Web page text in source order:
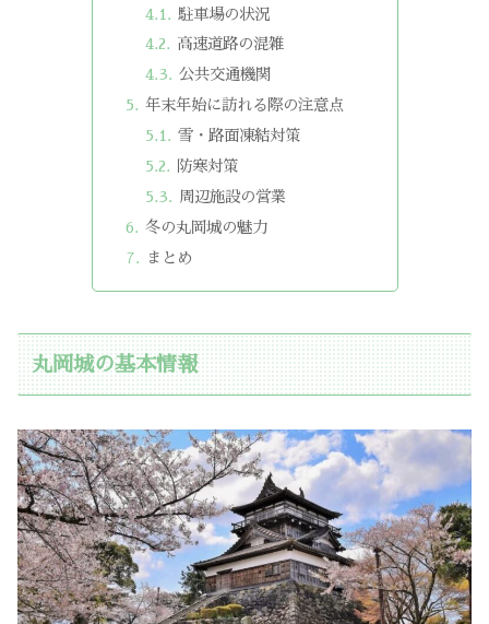
駐車場の状況
高速道路の混雑
公共交通機関
年末年始に訪れる際の注意点
雪・路面凍結対策
防寒対策
周辺施設の営業
冬の丸岡城の魅力
まとめ
丸岡城の基本情報